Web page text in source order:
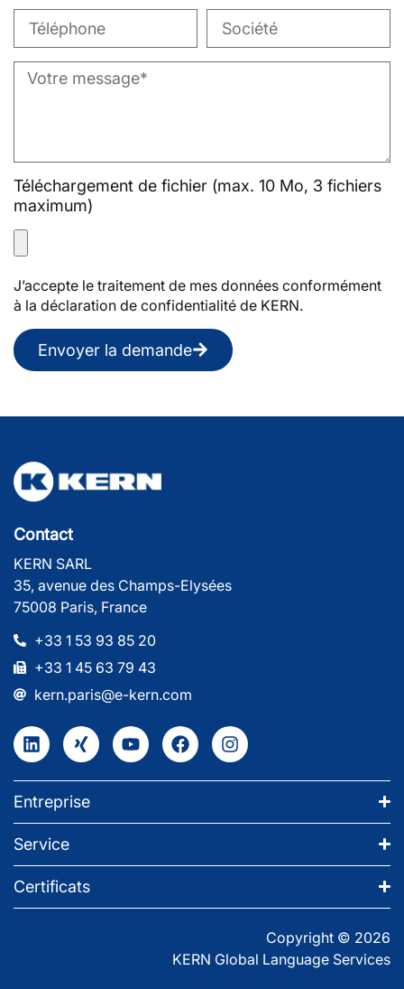
Téléchargement de fichier (max. 10 Mo, 3 fichiers
maximum)
J’accepte le traitement de mes données conformément
à la déclaration de confidentialité de KERN.
Envoyer la demande
Contact
KERN SARL
35, avenue des Champs-Elysées
75008 Paris, France
+33 1 53 93 85 20
+33 1 45 63 79 43
kern.paris@e-kern.com
Entreprise
Service
Certificats
Copyright © 2026
KERN Global Language Services